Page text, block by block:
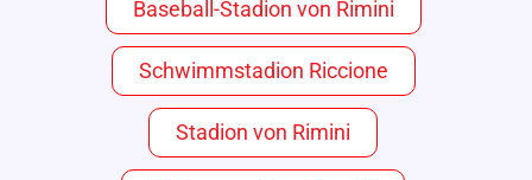
Baseball-Stadion von Rimini
Schwimmstadion Riccione
Stadion von Rimini